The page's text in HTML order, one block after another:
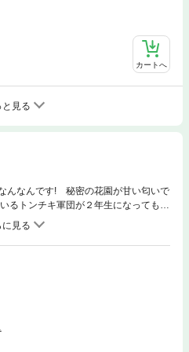
カートへ
と見る
んなんです! 秘密の花園が甘い匂いで
るトンチキ軍団が２年生になっても大
部活の新入生勧誘と、青春まっただ中
!! さらには母の日を迎えるにあたっ
感動的な話も! 女子高のすべてを、見
高ギャグ第４巻!